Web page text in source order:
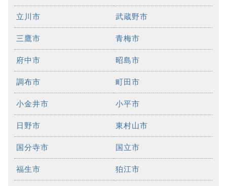
立川市 武蔵野市
三鷹市 青梅市
府中市 昭島市
調布市 町田市
小金井市 小平市
日野市 東村山市
国分寺市 国立市
福生市 狛江市